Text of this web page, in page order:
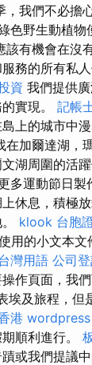
，我們不必擔
色野生動植物
該有機會在沒
務的所有私
資 我們提供
實現。 記帳
上的城市中漫
在加爾達湖，
湖周圍的活躍
多運動節日製
休息，積極
klook 台胞
用的小文本文
灣用語 公司
作頁面，我
及旅程，但
港
順利進行。
或我們提議